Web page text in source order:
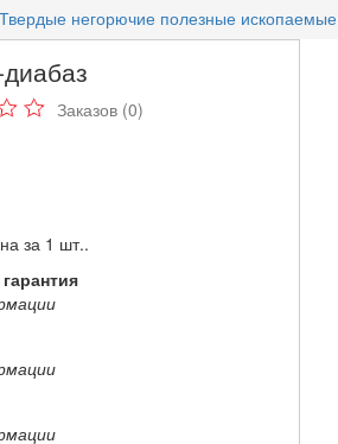
Твердые негорючие полезные ископаемые
Заказов (0)
за 1 шт..